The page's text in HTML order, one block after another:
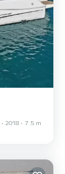
2018 7.5 m